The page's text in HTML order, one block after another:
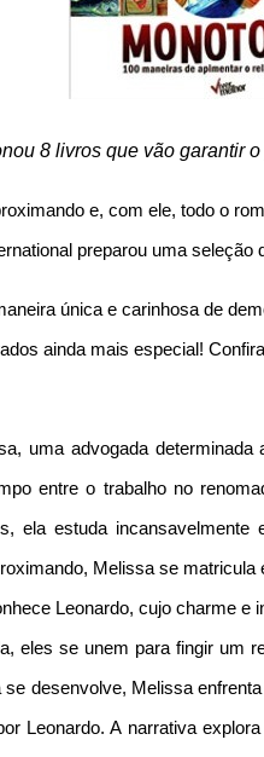
8 livros que vão garantir
e, com ele, todo o
preparou uma
única e carinhosa de
ainda mais especial!
uma advogada
entre o trabalho no
ela estuda
Melissa se
Leonardo, cujo charme
eles se unem para fingir um
desenvolve, Melissa
Leonardo. A narrativa